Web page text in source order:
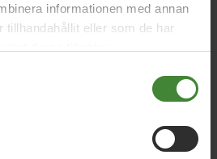
informationen med annan
tillhandahållit eller som de har